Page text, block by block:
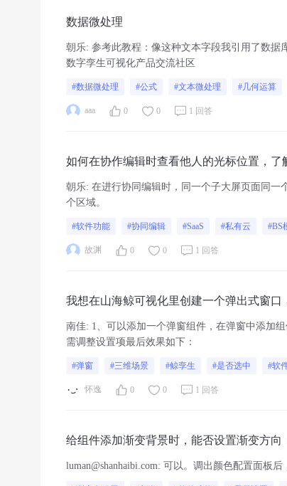
数据微处理
朝乐: 参考此教程：像这种文本字段我引用了数据
数字孪生可视化产品交流社区
#数据微处理 #公式 #文本微处理 #几何运算
aaa 0 0 1 回答
如何在协作编辑时查看他人的光标位置，了
朝乐: 在进行协同编辑时，同一个子大屏页面同一
个区域。
#软件功能 #协同编辑 #SaaS #私有云 #BS
故渊 0 0 1 回答
我想在山海鲸可视化里创建一个弹出式窗口
南佳: 1、可以添加一个弹窗组件，在弹窗中添加
需调整设置项最后效果如下：
#弹窗 #三维场景 #鲸孪生 #是否选中 #软
怀逸 0 0 1 回答
给组件添加渐变背景时，能否设置渐变方向
luman@shanhaibi.com: 可以。调出颜色配置面板